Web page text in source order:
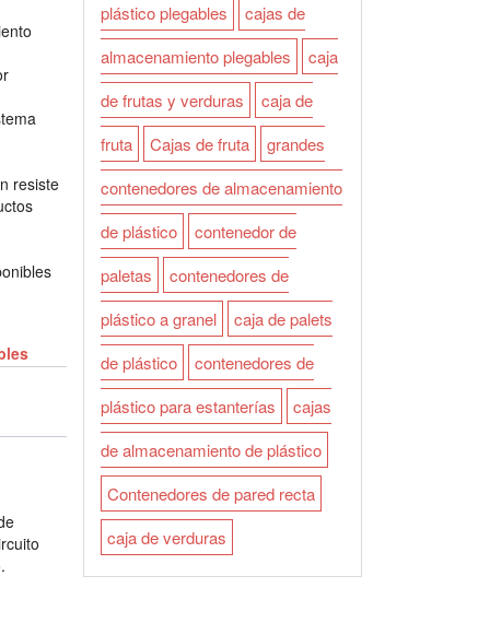
resiste
plástico plegables
cajas de
almacenamiento plegables
caja
de frutas y verduras
caja de
fruta
Cajas de fruta
grandes
contenedores de almacenamiento
de plástico
contenedor de
paletas
contenedores de
plástico a granel
caja de palets
de plástico
contenedores de
plástico para estanterías
cajas
de almacenamiento de plástico
Contenedores de pared recta
caja de verduras